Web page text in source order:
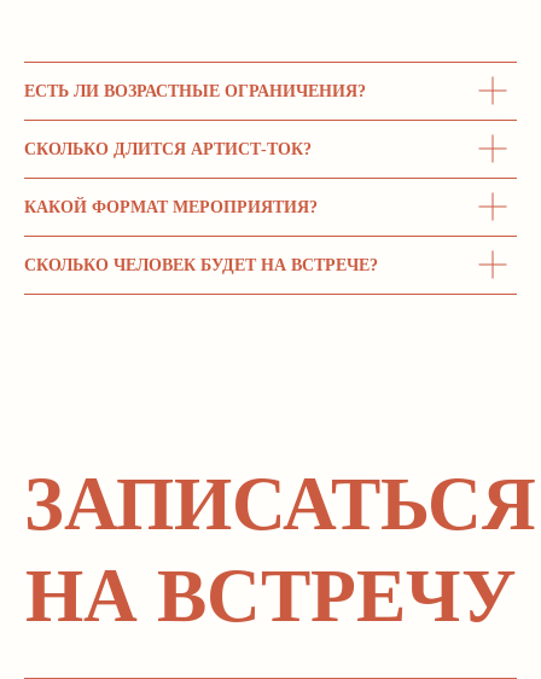
ЕСТЬ ЛИ ВОЗРАСТНЫЕ ОГРАНИЧЕНИЯ?
СКОЛЬКО ДЛИТСЯ АРТИСТ-ТОК?
КАКОЙ ФОРМАТ МЕРОПРИЯТИЯ?
СКОЛЬКО ЧЕЛОВЕК БУДЕТ НА ВСТРЕЧЕ?
ЗАПИСАТЬСЯ
НА ВСТРЕЧУ